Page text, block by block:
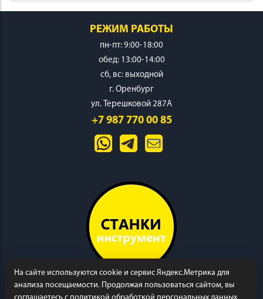
РЕЖИМ РАБОТЫ
пн-пт: 9:00-18:00
обед: 13:00-14:00
cб, вс: выходной
г. Оренбург
ул. Терешковой 287А
+7 987 770 00 85
На сайте используются cookie и сервис Яндекс.Метрика для
анализа посещаемости. Продолжая пользоваться сайтом, вы